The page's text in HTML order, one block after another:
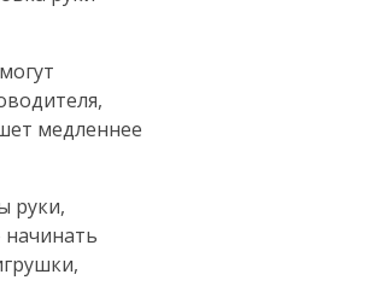
медленнее
руки,